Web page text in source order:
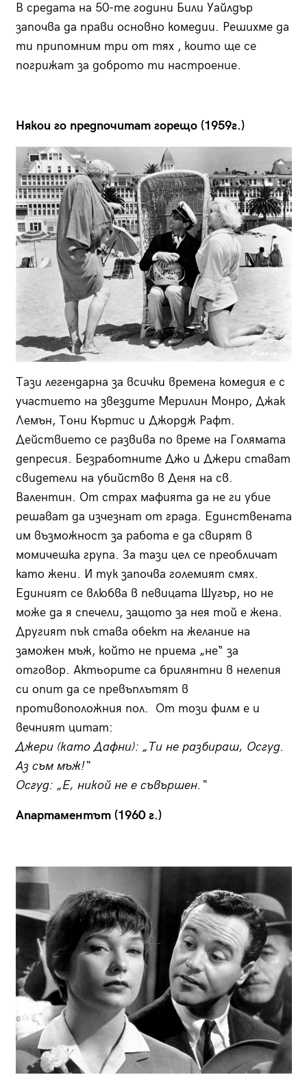
В средата на 50-те години Били Уайлдър
започва да прави основно комедии. Решихме да
ти припомним три от тях , които ще се
погрижат за доброто ти настроение.
Някои го предпочитат горещо (1959г.)
Тази легендарна за всички времена комедия е с
участието на звездите Мерилин Монро, Джак
Лемън, Тони Къртис и Джордж Рафт.
Действието се развива по време на Голямата
депресия. Безработните Джо и Джери стават
свидетели на убийство в Деня на св.
Валентин. От страх мафията да не ги убие
решават да изчезнат от града. Единствената
им възможност за работа е да свирят в
момичешка група. За тази цел се преобличат
като жени. И тук започва големият смях.
Единият се влюбва в певицата Шугър, но не
може да я спечели, защото за нея той е жена.
Другият пък става обект на желание на
заможен мъж, който не приема „не“ за
отговор. Актьорите са брилянтни в нелепия
си опит да се превъплътят в
противоположния пол. От този филм е и
вечният цитат:
Джери (като Дафни): „Ти не разбираш, Осгуд.
Аз съм мъж!“
Осгуд: „Е, никой не е съвършен.“
Апартаментът (1960 г.)